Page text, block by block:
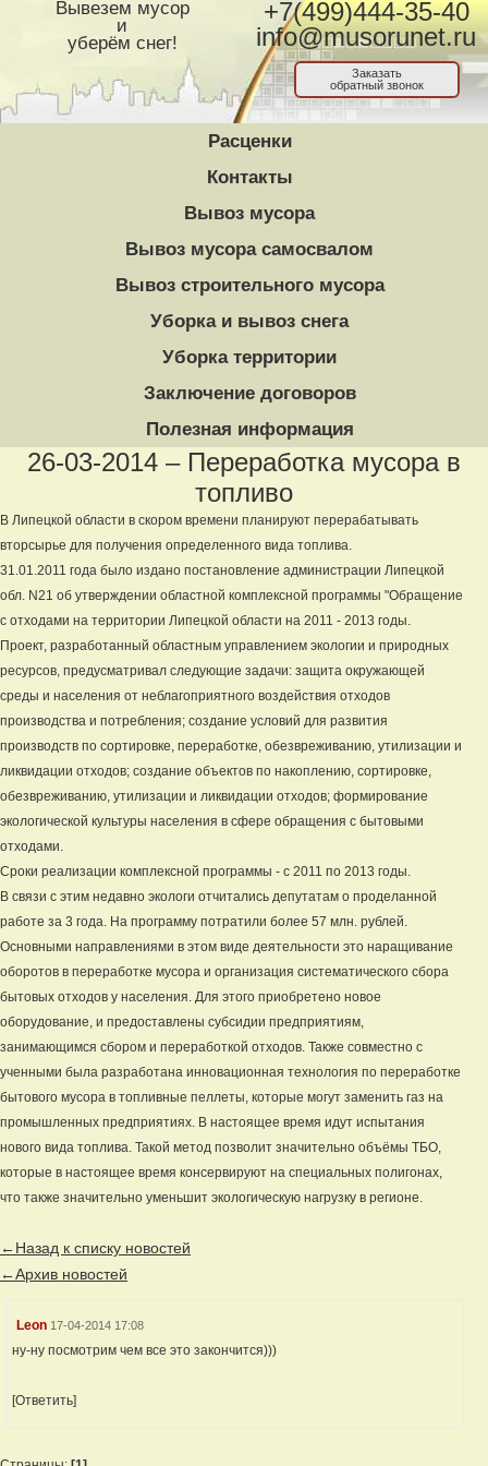
Вывезем мусор
и
уберём снег!
+7(499)444-35-40
info@musorunet.ru
Заказать
обратный звонок
Расценки
Контакты
Вывоз мусора
Вывоз мусора самосвалом
Вывоз строительного мусора
Уборка и вывоз снега
Уборка территории
Заключение договоров
Полезная информация
26-03-2014 – Переработка мусора в
топливо
В Липецкой области в скором времени планируют перерабатывать
вторсырье для получения определенного вида топлива.
31.01.2011 года было издано постановление администрации Липецкой
обл. N21 об утверждении областной комплексной программы "Обращение
с отходами на территории Липецкой области на 2011 - 2013 годы.
Проект, разработанный областным управлением экологии и природных
ресурсов, предусматривал следующие задачи: защита окружающей
среды и населения от неблагоприятного воздействия отходов
производства и потребления; создание условий для развития
производств по сортировке, переработке, обезвреживанию, утилизации и
ликвидации отходов; создание объектов по накоплению, сортировке,
обезвреживанию, утилизации и ликвидации отходов; формирование
экологической культуры населения в сфере обращения с бытовыми
отходами.
Сроки реализации комплексной программы - с 2011 по 2013 годы.
В связи с этим недавно экологи отчитались депутатам о проделанной
работе за 3 года. На программу потратили более 57 млн. рублей.
Основными направлениями в этом виде деятельности это наращивание
оборотов в переработке мусора и организация систематического сбора
бытовых отходов у населения. Для этого приобретено новое
оборудование, и предоставлены субсидии предприятиям,
занимающимся сбором и переработкой отходов. Также совместно с
ученными была разработана инновационная технология по переработке
бытового мусора в топливные пеллеты, которые могут заменить газ на
промышленных предприятиях. В настоящее время идут испытания
нового вида топлива. Такой метод позволит значительно объёмы ТБО,
которые в настоящее время консервируют на специальных полигонах,
что также значительно уменьшит экологическую нагрузку в регионе.
←Назад к списку новостей
←Архив новостей
Leon 17-04-2014 17:08
ну-ну посмотрим чем все это закончится)))
[Ответить]